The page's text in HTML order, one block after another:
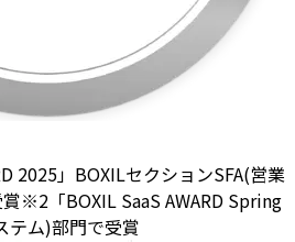
2025」BOXILセクションSFA(営業
※2「BOXIL SaaS AWARD Spring
テム)部門で受賞